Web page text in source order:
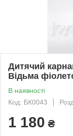
Дитячий
Відьма
В наявності
Код: БК0043
1 180 ₴